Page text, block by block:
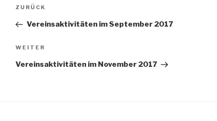
Vorheriger
ZURÜCK
Vereinsaktivitäten im September 2017
Nächster
WEITER
Vereinsaktivitäten im November 2017